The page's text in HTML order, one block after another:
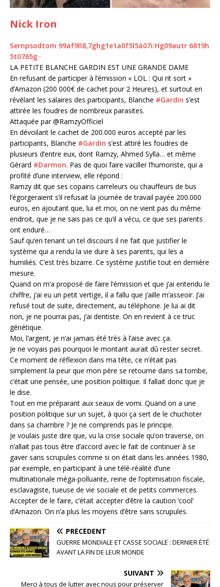
Nick Iron
Sernpsodtom 99af9ll8,7ghg1e1a0f5l5à07i:Hg09autr 6819h
5t0765g ·
LA PETITE BLANCHE GARDIN EST UNE GRANDE DAME
En refusant de participer à l’émission « LOL : Qui rit sort »
d’Amazon (200 000€ de cachet pour 2 Heures), et surtout en
révélant les salaires des participants, Blanche #Gardin s’est
attirée les foudres de nombreux parasites.
Attaquée par @RamzyOfficiel
En dévoilant le cachet de 200.000 euros accepté par les
participants, Blanche #Gardin s’est attiré les foudres de
plusieurs d’entre eux, dont Ramzy, Ahmed Sylla… et même
Gérard #Darmon. Pas de quoi faire vaciller l’humoriste, qui a
profité d’une interview, elle répond :
Ramzy dit que ses copains carreleurs ou chauffeurs de bus
l’égorgeraient s’il refusait la journée de travail payée 200.000
euros, en ajoutant que, lui et moi, on ne vient pas du même
endroit, que je ne sais pas ce qu’il a vécu, ce que ses parents
ont enduré…
Sauf qu’en tenant un tel discours il ne fait que justifier le
système qui a rendu la vie dure à ses parents, qui les a
humiliés. C’est très bizarre. Ce système justifie tout en dernière
mesure.
Quand on m’a proposé de faire l’émission et que j’ai entendu le
chiffre, j’ai eu un petit vertige, il a fallu que j’aille m’asseoir. J’ai
refusé tout de suite, directement, au téléphone. Je lui ai dit
non, je ne pourrai pas, j’ai dentiste. On en revient à ce truc
génétique.
Moi, l’argent, je n’ai jamais été très à l’aise avec ça.
Je ne voyais pas pourquoi le montant aurait dû rester secret.
Ce moment de réflexion dans ma tête, ce n’était pas
simplement la peur que mon père se retourne dans sa tombe,
c’était une pensée, une position politique. Il fallait donc que je
le dise.
Tout en me préparant aux seaux de vomi. Quand on a une
position politique sur un sujet, à quoi ça sert de le chuchoter
dans sa chambre ? Je ne comprends pas le principe.
Je voulais juste dire que, vu la crise sociale qu’on traverse, on
n’allait pas tous être d’accord avec le fait de continuer à se
gaver sans scrupules comme si on était dans les années 1980,
par exemple, en participant à une télé-réalité d’une
multinationale méga-polluante, reine de l’optimisation fiscale,
esclavagiste, tueuse de vie sociale et de petits commerces.
Accepter de le faire, c’était accepter d’être la caution ‘cool’
d’Amazon. On n’a plus les moyens d’être sans scrupules.
PRÉCÉDENT
GUERRE MONDIALE ET CASSE SOCIALE : DERNIER ÉTÉ
AVANT LA FIN DE LEUR MONDE
SUIVANT
Merci à tous de lutter avec nous pour préserver